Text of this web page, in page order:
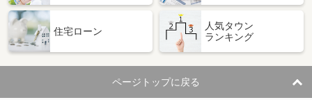
住宅ローン
人気タウン
ランキング
ページトップに戻る